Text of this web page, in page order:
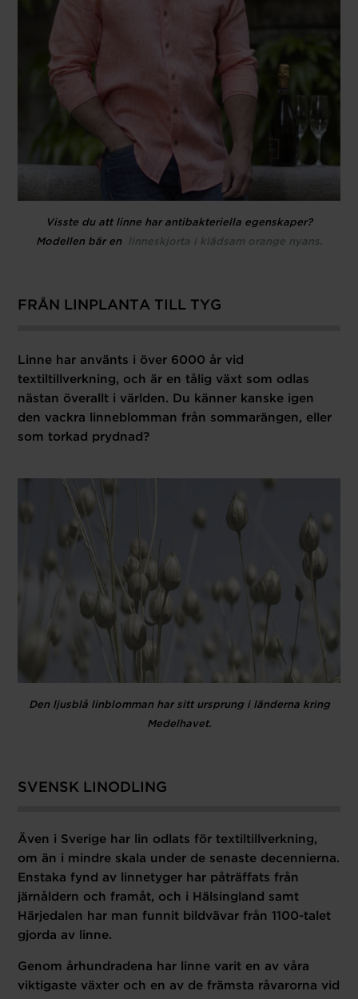
Visste du att linne har antibakteriella egenskaper?
Modellen bär en linneskjorta i klädsam orange nyans.
FRÅN LINPLANTA TILL TYG
Linne har använts i över 6000 år vid
textiltillverkning, och är en tålig växt som odlas
nästan överallt i världen. Du känner kanske igen
den vackra linneblomman från sommarängen, eller
som torkad prydnad?
Den ljusblå linblomman har sitt ursprung i länderna kring
Medelhavet.
SVENSK LINODLING
Även i Sverige har lin odlats för textiltillverkning,
om än i mindre skala under de senaste decennierna.
Enstaka fynd av linnetyger har påträffats från
järnåldern och framåt, och i Hälsingland samt
Härjedalen har man funnit
bildvävarfrån 1100-talet
gjorda av linne.
Genom århundradena har linne varit en av våra
viktigaste växter och en av de främsta råvarorna vid